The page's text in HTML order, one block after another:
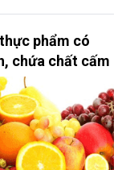
phẩm có
chứa chất cấm